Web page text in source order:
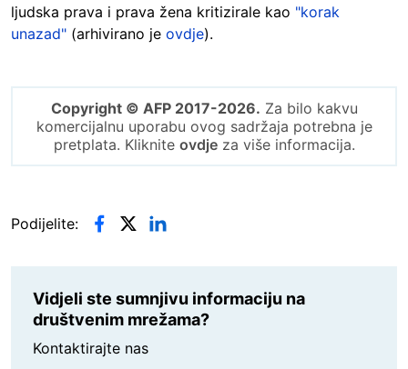
ljudska prava i prava žena kritizirale kao "korak
unazad" (arhivirano je ovdje).
Copyright © AFP 2017-2026. Za bilo kakvu
komercijalnu uporabu ovog sadržaja potrebna je
pretplata. Kliknite ovdjeza više informacija.
Podijelite:
Vidjeli ste sumnjivu informaciju na
društvenim mrežama?
Kontaktirajte nas